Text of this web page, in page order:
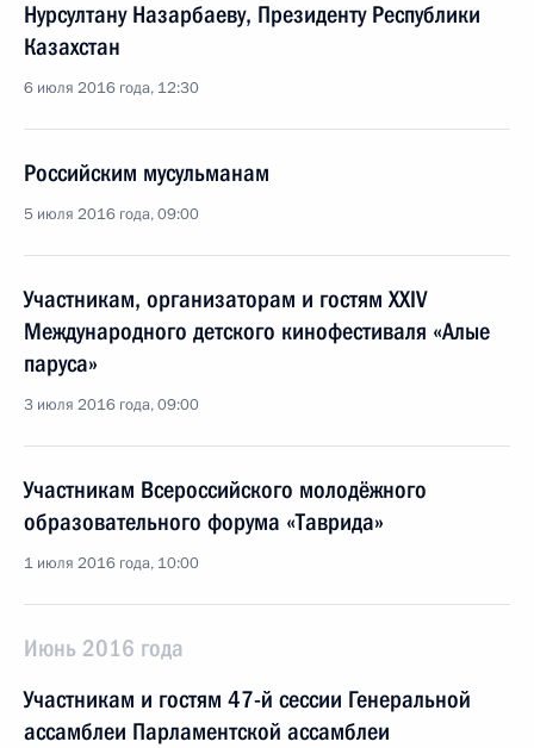
Нурсултану Назарбаеву, Президенту Республики
Казахстан
6 июля 2016 года, 12:30
Российским мусульманам
5 июля 2016 года, 09:00
Участникам, организаторам и гостям XXIV
Международного детского кинофестиваля «Алые
паруса»
3 июля 2016 года, 09:00
Участникам Всероссийского молодёжного
образовательного форума «Таврида»
1 июля 2016 года, 10:00
Июнь 2016 года
Участникам и гостям 47-й сессии Генеральной
ассамблеи Парламентской ассамблеи